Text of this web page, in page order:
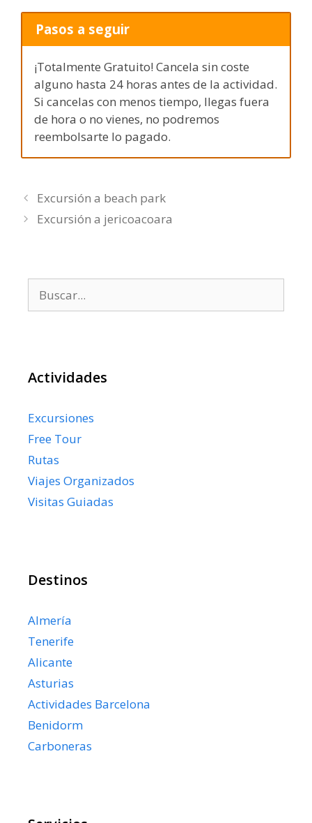
Pasos a seguir
¡Totalmente Gratuito! Cancela sin coste
alguno hasta 24 horas antes de la actividad.
Si cancelas con menos tiempo, llegas fuera
de hora o no vienes, no podremos
reembolsarte lo pagado.
Excursión a beach park
Excursión a jericoacoara
Actividades
Excursiones
Free Tour
Rutas
Viajes Organizados
Visitas Guiadas
Destinos
Almería
Tenerife
Alicante
Asturias
Actividades Barcelona
Benidorm
Carboneras